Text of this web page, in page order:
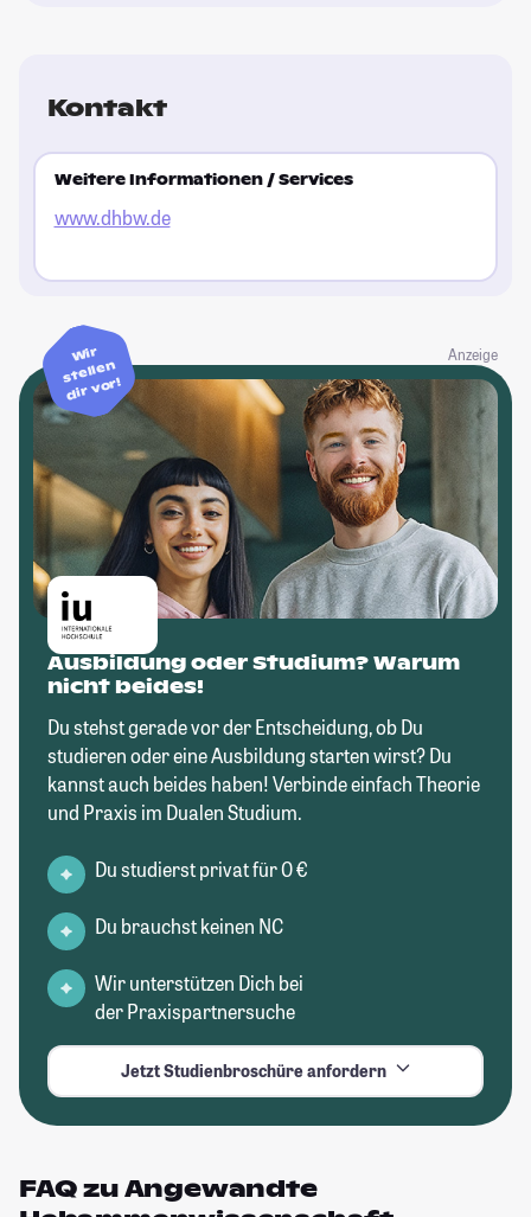
Kontakt
Weitere Informationen / Services
www.dhbw.de
Anzeige
Wir
stellen
dir vor!
Ausbildung oder Studium? Warum
nicht beides!
Du stehst gerade vor der Entscheidung, ob Du
studieren oder eine Ausbildung starten wirst? Du
kannst auch beides haben! Verbinde einfach Theorie
und Praxis im Dualen Studium.
Du studierst privat für 0 €
Du brauchst keinen NC
Wir unterstützen Dich bei
der Praxispartnersuche
Jetzt Studienbroschüre anfordern
FAQ zu Angewandte